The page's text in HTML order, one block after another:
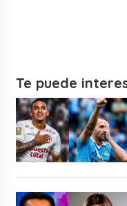
Te puede